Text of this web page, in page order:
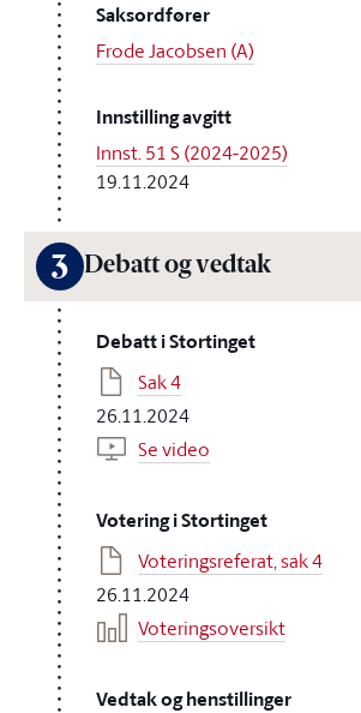
Saksordfører
Frode Jacobsen (A)
Innstilling avgitt
Innst. 51 S (2024-2025)
19.11.2024
3 Debatt og vedtak
Debatt i Stortinget
Sak 4
26.11.2024
Se video
Votering i Stortinget
Voteringsreferat, sak 4
26.11.2024
Voteringsoversikt
Vedtak og henstillinger